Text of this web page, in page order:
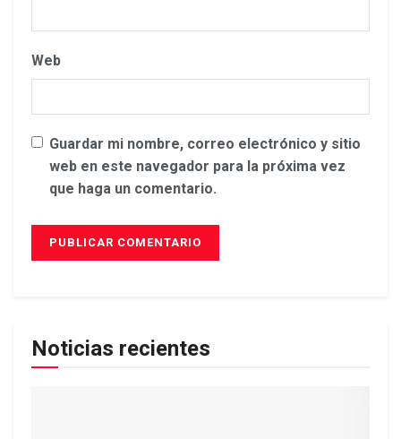
Web
Guardar mi nombre, correo electrónico y sitio
web en este navegador para la próxima vez
que haga un comentario.
Noticias recientes